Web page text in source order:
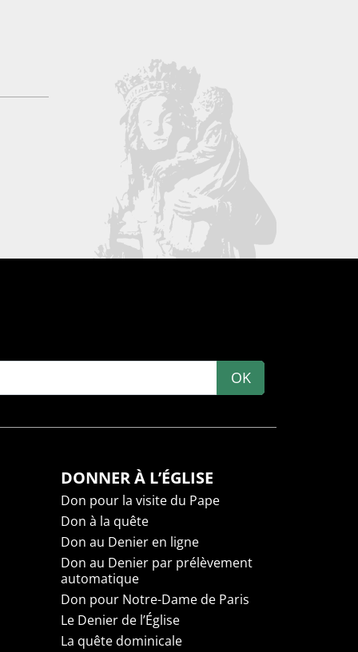
OK
DONNER À L’ÉGLISE
Don pour la visite du Pape
Don à la quête
Don au Denier en ligne
Don au Denier par prélèvement
automatique
Don pour Notre-Dame de Paris
Le Denier de l’Église
La quête dominicale